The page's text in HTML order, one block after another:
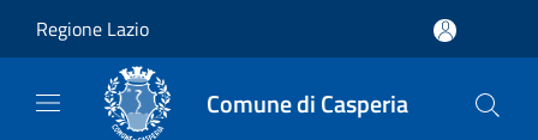
Regione Lazio
Comune di Casperia